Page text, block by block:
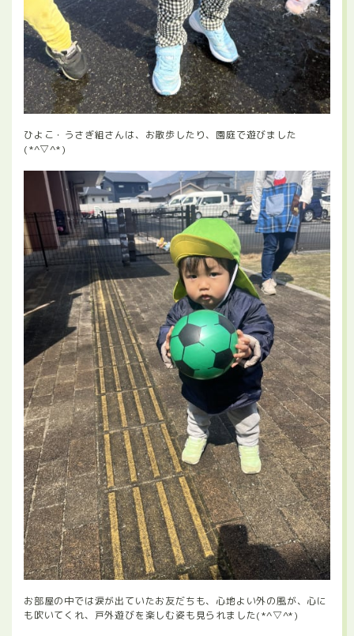
ひよこ・うさぎ組さんは、お散歩したり、園庭で遊びました
(*^▽^*)
お部屋の中では涙が出ていたお友だちも、心地よい外の風が、心に
も吹いてくれ、戸外遊びを楽しむ姿も見られました(*^▽^*)